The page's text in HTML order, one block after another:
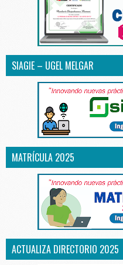
SIAGIE – UGEL MELGAR
MATRÍCULA 2025
ACTUALIZA DIRECTORIO 2025